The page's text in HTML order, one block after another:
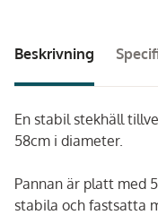
Beskrivning
En stabil stekhäll
58cm i diameter.
Pannan är platt med
stabila och fastsatta